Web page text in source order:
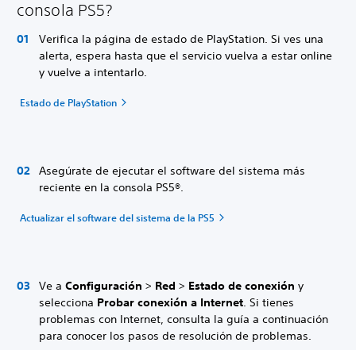
consola PS5?
Verifica la página de estado de PlayStation. Si ves una
alerta, espera hasta que el servicio vuelva a estar online
y vuelve a intentarlo.
Estado de PlayStation
Asegúrate de ejecutar el software del sistema más
reciente en la consola PS5®.
Actualizar el software del sistema de la PS5
Ve a Configuración > Red > Estado de conexión y
selecciona Probar conexión a Internet. Si tienes
problemas con Internet, consulta la guía a continuación
para conocer los pasos de resolución de problemas.